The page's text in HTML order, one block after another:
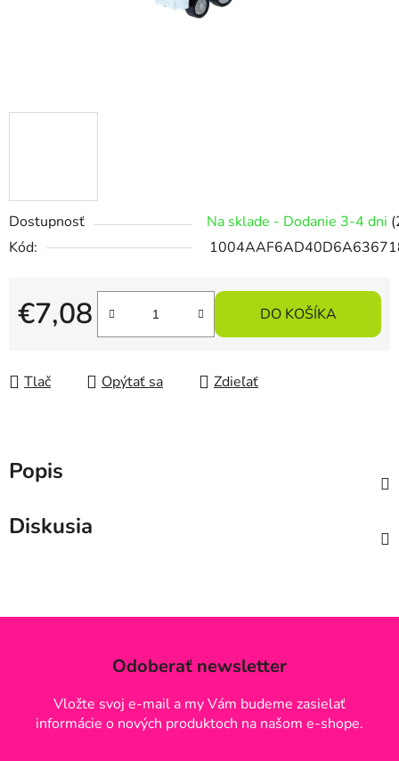
Dostupnosť Na sklade - Dodanie 3-4 dni
Kód:
€7,08
Jednotková cena:
DO KOŠÍKA
Tlač Opýtať sa Zdieľať
Popis
Diskusia
Odoberať newsletter
Vložte svoj e-mail a my Vám budeme zasielať
informácie o nových produktoch na našom e-shope.